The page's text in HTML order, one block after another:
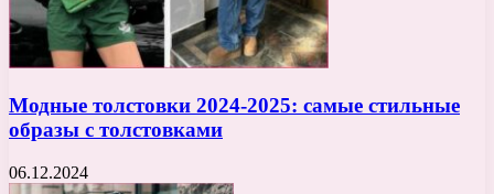
Модные толстовки 2024-2025: самые стильные
образы с толстовками
06.12.2024